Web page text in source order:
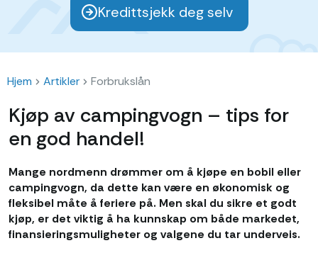
Kredittsjekk deg selv
Hjem Artikler Forbrukslån
Kjøp av campingvogn – tips for
en god handel!
Mange nordmenn drømmer om å kjøpe en bobil eller
campingvogn, da dette kan være en økonomisk og
fleksibel måte å feriere på. Men skal du sikre et godt
kjøp, er det viktig å ha kunnskap om både markedet,
finansieringsmuligheter og valgene du tar underveis.